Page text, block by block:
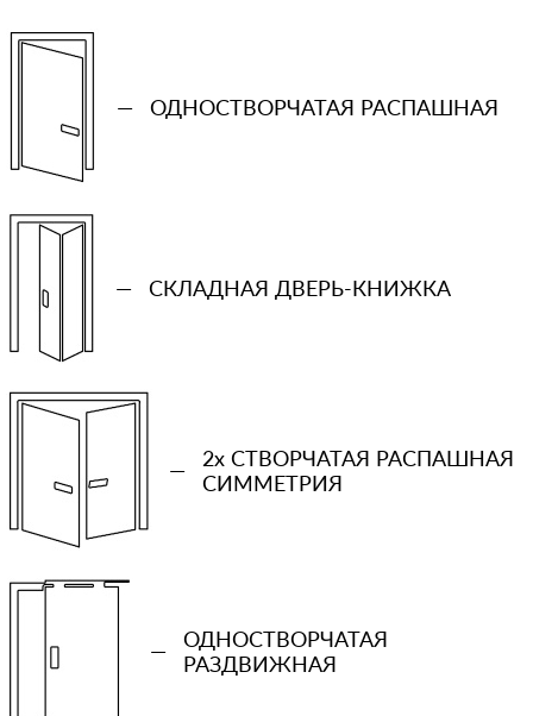
— ОДНОСТВОРЧАТАЯ РАСПАШНАЯ
— СКЛАДНАЯ ДВЕРЬ-КНИЖКА
—
2x СТВОРЧАТАЯ РАСПАШНАЯ
СИММЕТРИЯ
—
ОДНОСТВОРЧАТАЯ
РАЗДВИЖНАЯ
Ваш телефон
Количество проемов